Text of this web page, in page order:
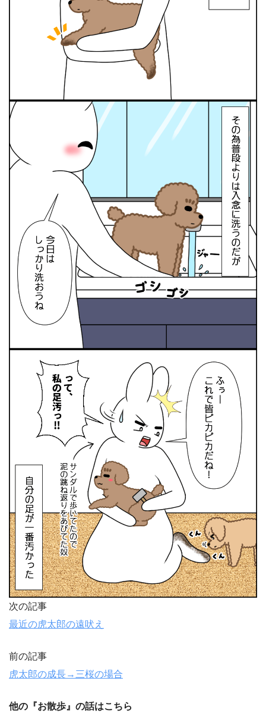
次の記事
最近の虎太郎の遠吠え
前の記事
虎太郎の成長→三桜の場合
他の『お散歩』の話はこちら